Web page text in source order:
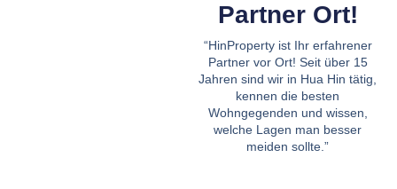
Partner Ort!
“HinProperty ist Ihr erfahrener
Partner vor Ort! Seit über 15
Jahren sind wir in Hua Hin tätig,
kennen die besten
Wohngegenden und wissen,
welche Lagen man besser
meiden sollte.”